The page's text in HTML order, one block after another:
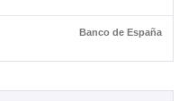
Banco de España